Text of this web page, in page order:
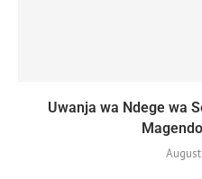
Uwanja wa Ndege wa